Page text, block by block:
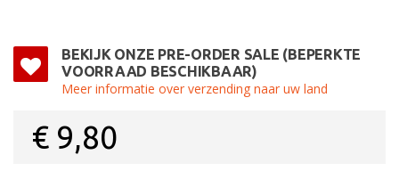
BEKIJK ONZE PRE-ORDER SALE (BEPERKTE
VOORRAAD BESCHIKBAAR)
Meer informatie over verzending naar uw land
€ 9,80